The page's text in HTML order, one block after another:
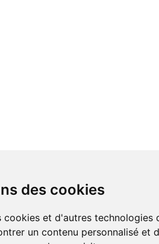
des cookies
cookies et d'autres
un contenu personnalisé